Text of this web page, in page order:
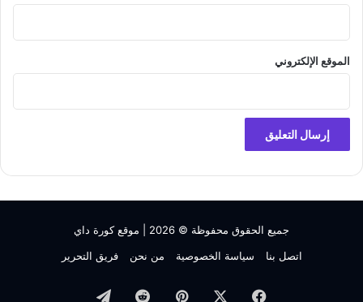
الموقع الإلكتروني
جميع الحقوق محفوظة © 2026 |
موقع كورة داي
اتصل بنا
سياسة الخصوصية من نحن فريق التحرير
فيسبوك بينتيريست تيلقرام